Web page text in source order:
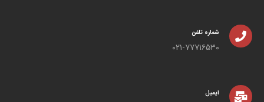
شماره تلفن
۰۲۱-۷۷۷۱۶۵۳۰
ایمیل